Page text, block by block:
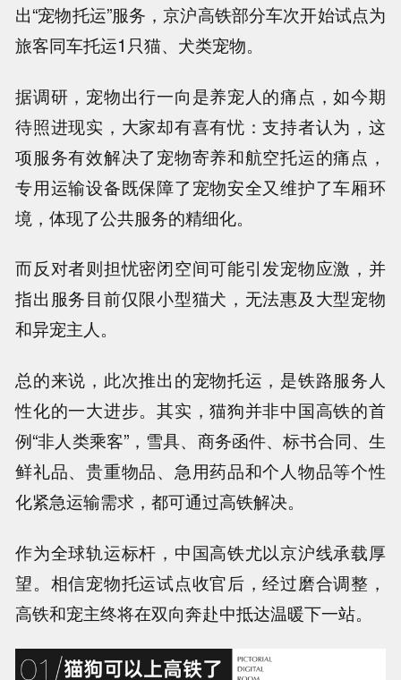
出“宠物托运”服务，京沪高铁部分车次开始试点为
旅客同车托运1只猫、犬类宠物。
据调研， 宠物出行一向是养宠人的痛点，如今期
待照进现实，大家却有喜有忧 ：支持者认为，这
项服务有效解决了宠物寄养和航空托运的痛点，
专用运输设备既保障了宠物安全又维护了车厢环
境，体现了公共服务的精细化。
而反对者则担忧密闭空间可能引发宠物应激，并
指出服务目前仅限小型猫犬，无法惠及大型宠物
和异宠主人。
总的来说，此次推出的宠物托运，是铁路服务人
性化的一大进步。其实，猫狗并非中国高铁的首
例“非人类乘客”，雪具、商务函件、标书合同、生
鲜礼品、贵重物品、急用药品和个人物品等个性
化紧急运输需求，都可通过高铁解决。
作为全球轨运标杆，中国高铁尤以京沪线承载厚
望。 相信宠物托运试点收官后，经过磨合调整，
高铁和宠主终将在双向奔赴中抵达温暖下一站。